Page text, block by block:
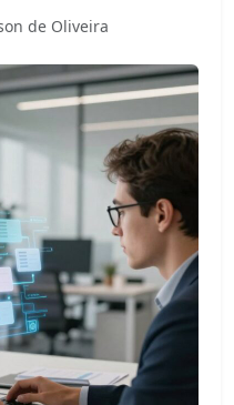
de Oliveira